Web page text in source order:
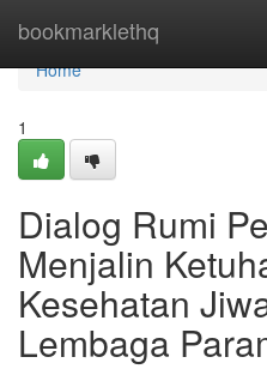
bookmarklethq
Home
Home
1
Dialog Rumi
Menjalin
Kesehatan
Lembaga